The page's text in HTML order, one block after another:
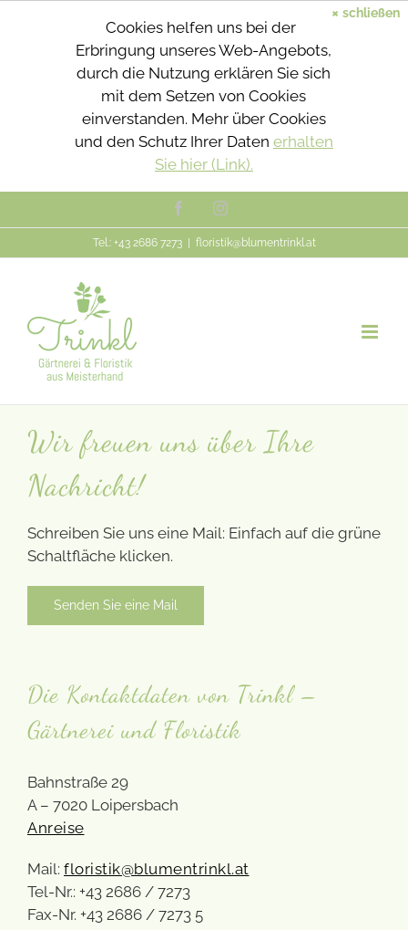
× schließen
Cookies helfen uns bei der
Erbringung unseres Web-Angebots,
durch die Nutzung erklären Sie sich
mit dem Setzen von Cookies
einverstanden. Mehr über Cookies
und den Schutz Ihrer Daten erhalten
Sie hier (Link).
Inhalt
FacebookInstagram
Tel.: +43 2686 7273 floristik@blumentrinkl.at
Wir freuen uns über Ihre
Nachricht!
Schreiben Sie uns eine Mail: Einfach auf die grüne
Schaltfläche klicken.
Senden Sie eine Mail
Die Kontaktdaten von Trinkl –
Gärtnerei und Floristik
Bahnstraße 29
A – 7020 Loipersbach
Anreise
Mail: floristik@blumentrinkl.at
Tel-Nr.: +43 2686 / 7273
Fax-Nr. +43 2686 / 7273 5